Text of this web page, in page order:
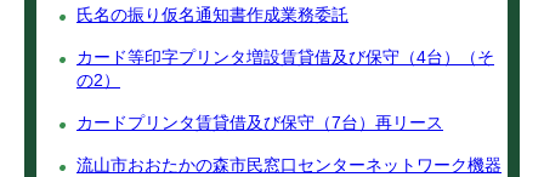
氏名の振り仮名通知書作成業務委託
カード等印字プリンタ増設賃貸借及び保守（4台）（そ
の2）
カードプリンタ賃貸借及び保守（7台）再リース
流山市おおたかの森市民窓口センターネットワーク機器